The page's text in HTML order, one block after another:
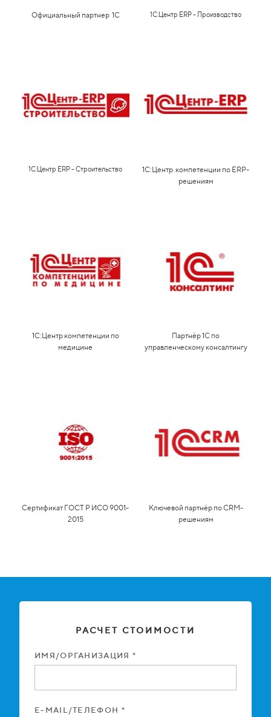
Официальный партнер 1С 1С:Центр ERP - Производство
1С:Центр ERP - Строительство
1С:Центр компетенции по ERP-
решениям
1С:Центр компетенции по
медицине
Партнёр 1С по
управленческому консалтингу
Сертификат ГОСТ Р ИСО 9001-
2015
Ключевой партнёр по CRM-
решениям
РАСЧЕТ СТОИМОСТИ
ИМЯ/ОРГАНИЗАЦИЯ *
E-MAIL/ТЕЛЕФОН *